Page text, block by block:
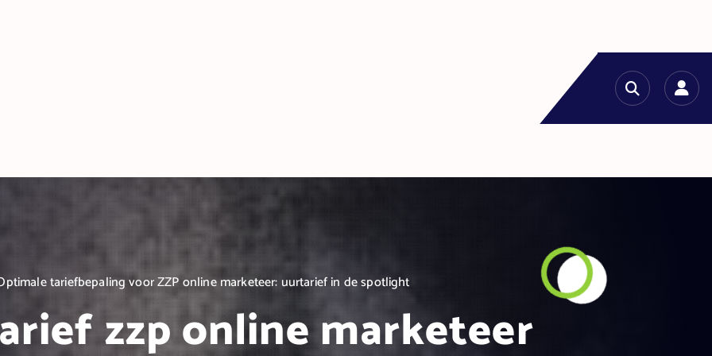
tariefbepaling voor ZZP online marketeer: uurtarief in de spotlight
zzp online marketeer